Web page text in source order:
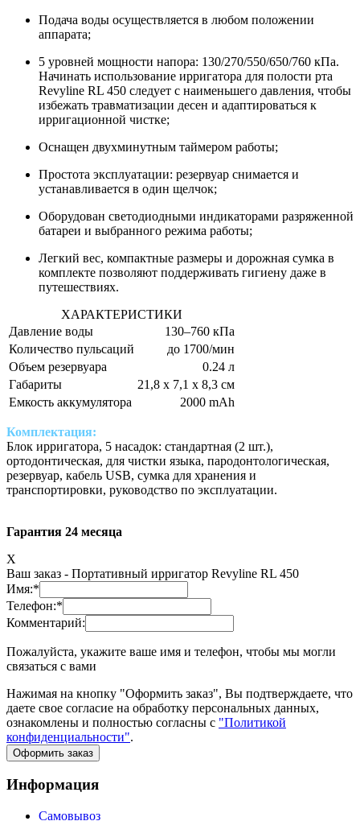
Подача воды осуществляется в любом положении
аппарата;
5 уровней мощности напора: 130/270/550/650/760 кПа.
Начинать использование ирригатора для полости рта
Revyline RL 450 следует с наименьшего давления, чтобы
избежать травматизации десен и адаптироваться к
ирригационной чистке;
Оснащен двухминутным таймером работы;
Простота эксплуатации: резервуар снимается и
устанавливается в один щелчок;
Оборудован светодиодными индикаторами разряженной
батареи и выбранного режима работы;
Легкий вес, компактные размеры и дорожная сумка в
комплекте позволяют поддерживать гигиену даже в
путешествиях.
ХАРАКТЕРИСТИКИ
Давление воды
130–760 кПа
Количество пульсаций
до 1700/мин
Объем резервуара
0.24 л
Габариты
21,8 х 7,1 х 8,3 см
Емкость аккумулятора
2000 mAh
Комплектация:
Блок ирригатора, 5 насадок: стандартная (2 шт.),
ортодонтическая, для чистки языка, пародонтологическая,
резервуар, кабель USB, сумка для хранения и
транспортировки, руководство по эксплуатации.
Гарантия 24 месяца
X
Ваш заказ - Портативный ирригатор Revyline RL 450
Имя:*
Телефон:*
Комментарий:
Пожалуйста, укажите ваше имя и телефон, чтобы мы могли
связаться с вами
Нажимая на кнопку "Оформить заказ", Вы подтверждаете, что
даете свое согласие на обработку персональных данных,
ознакомлены и полностью согласны с "Политикой
конфиденциальности".
Оформить заказ
Информация
Самовывоз